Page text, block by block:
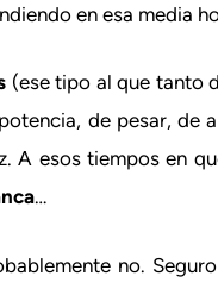
en esa media
(ese tipo al que tanto
de pesar, de
A esos tiempos en
…
no.